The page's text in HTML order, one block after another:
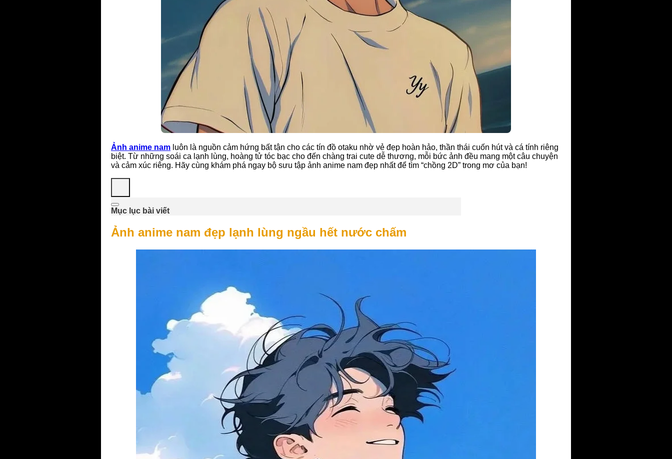
Ảnh anime nam luôn là nguồn cảm hứng bất tận cho các tín đồ otaku nhờ vẻ đẹp hoàn hảo, thần thái cuốn hút và cá tính riêng
biệt. Từ những soái ca lạnh lùng, hoàng tử tóc bạc cho đến chàng trai cute dễ thương, mỗi bức ảnh đều mang một câu chuyện
và cảm xúc riêng. Hãy cùng khám phá ngay bộ sưu tập ảnh anime nam đẹp nhất để tìm “chồng 2D” trong mơ của bạn!
Mục lục bài viết
Ảnh anime nam đẹp lạnh lùng ngầu hết nước chấm